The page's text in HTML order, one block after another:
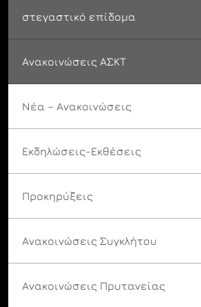
στεγαστικό επίδομα
Ανακοινώσεις ΑΣΚΤ
Νέα – Ανακοινώσεις
Εκδηλώσεις-Εκθέσεις
Προκηρύξεις
Ανακοινώσεις Συγκλήτου
Ανακοινώσεις Πρυτανείας